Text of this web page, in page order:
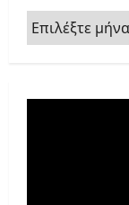
ΑΡΧΕΙΟ